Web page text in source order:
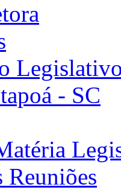
- SC
Reuniões